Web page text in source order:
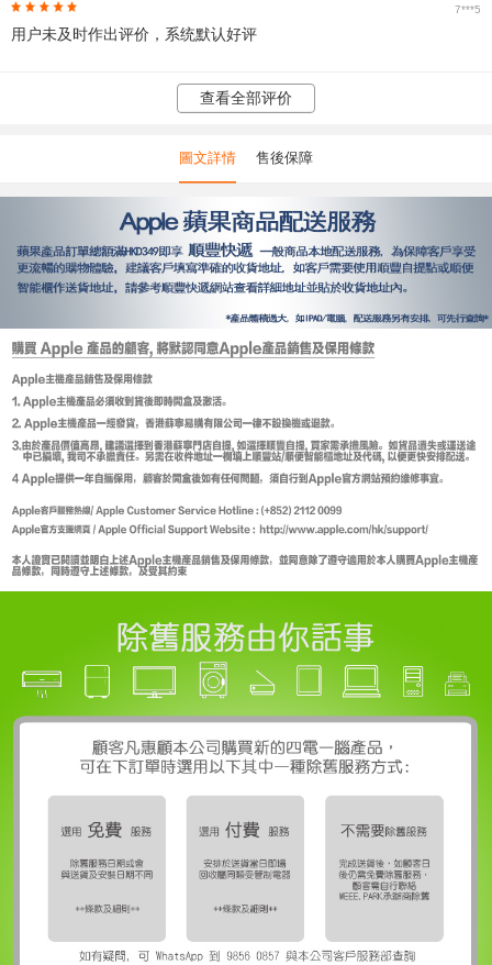
7***5
用户未及时作出评价，系统默认好评
查看全部评价
圖文詳情 售後保障